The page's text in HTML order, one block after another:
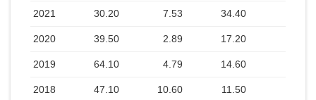
2021 30.20 7.53 34.40
2020 39.50 2.89 17.20
2019 64.10 4.79 14.60
2018 47.10 10.60 11.50